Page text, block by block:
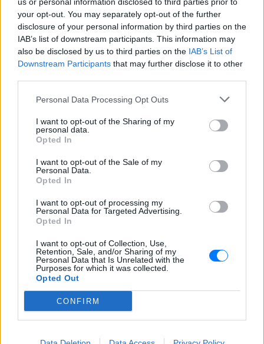
your opt-out. You may separately opt-out of the further
disclosure of your personal information by third parties on the
IAB’s list of downstream participants. This information may
also be disclosed by us to third parties on the IAB’s List of
Downstream Participants that may further disclose it to other
Personal Data Processing Opt Outs
I want to opt-out of the Sharing of my
personal data.
Opted In
I want to opt-out of the Sale of my
Personal Data.
Opted In
I want to opt-out of processing my
Personal Data for Targeted Advertising.
Opted In
I want to opt-out of Collection, Use,
Retention, Sale, and/or Sharing of my
Personal Data that Is Unrelated with the
Purposes for which it was collected.
Opted Out
CONFIRM
Folly Beach - τώρα νέο υλικό από το
αστυνομικό τμήμα αποκαλύπτει τη
συμπεριφορά της λίγο μετά τη μοιραία
Τροχαίο στις Σέρρες: «Έχασα τη
γυναίκα και το παιδί μου, τα
έχασα όλα» ‑ Ο πόνος του
ΧΤΕΣ
Μητέρα 43 ετών και ο 21χρονος γιος της
σκοτώθηκαν σε μετωπική σύγκρουση με
Καταδίωξη στο κέντρο της
μ@@@», του φώναζαν
λευκό όχημα έχασε τον έλεγχο και
καρφώθηκε πάνω σε κολονάκια.